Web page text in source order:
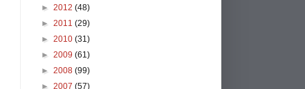
► 2012 (48)
► 2011 (29)
► 2010 (31)
► 2009 (61)
► 2008 (99)
► 2007 (57)